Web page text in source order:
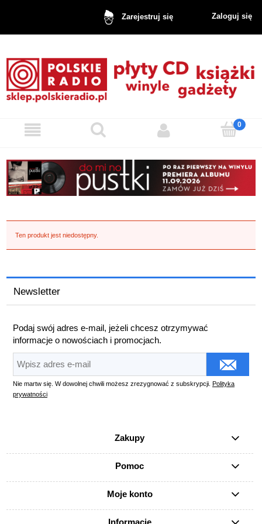
Zarejestruj się Zaloguj się
Ten produkt jest niedostępny.
Newsletter
Podaj swój adres e-mail, jeżeli chcesz otrzymywać
informacje o nowościach i promocjach.
Nie martw się. W dowolnej chwili możesz zrezygnować z subskrypcji. Polityka
prywatności
Zakupy
Pomoc
Moje konto